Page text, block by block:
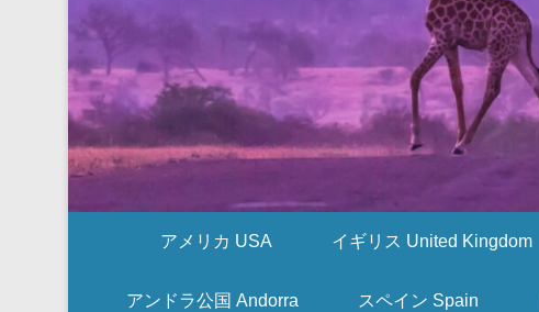
アメリカ USA イギリス United Kingdom
アンドラ公国 Andorra スペイン Spain